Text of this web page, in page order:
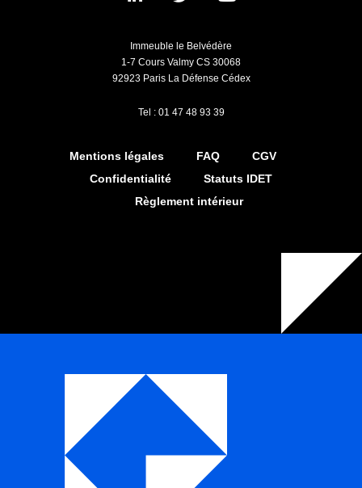
Immeuble le Belvédère
1-7 Cours Valmy CS 30068
92923 Paris La Défense Cédex
Tel : 01 47 48 93 39
Mentions légales FAQ
CGV
Confidentialité
Statuts IDET
Règlement intérieur